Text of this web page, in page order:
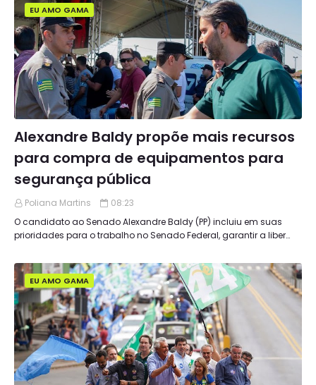
EU AMO GAMA
Alexandre Baldy propõe mais recursos
para compra de equipamentos para
segurança pública
Poliana Martins
08:23
O candidato ao Senado Alexandre Baldy (PP) incluiu em suas
prioridades para o trabalho no Senado Federal, garantir a liber…
EU AMO GAMA